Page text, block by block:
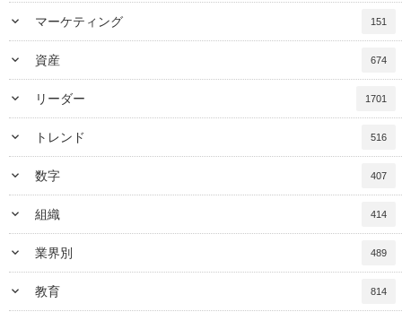
keyboard_arrow_down マーケティング 151
keyboard_arrow_down 資産 674
keyboard_arrow_down リーダー 1701
keyboard_arrow_down トレンド 516
keyboard_arrow_down 数字 407
keyboard_arrow_down 組織 414
keyboard_arrow_down 業界別 489
keyboard_arrow_down 教育 814